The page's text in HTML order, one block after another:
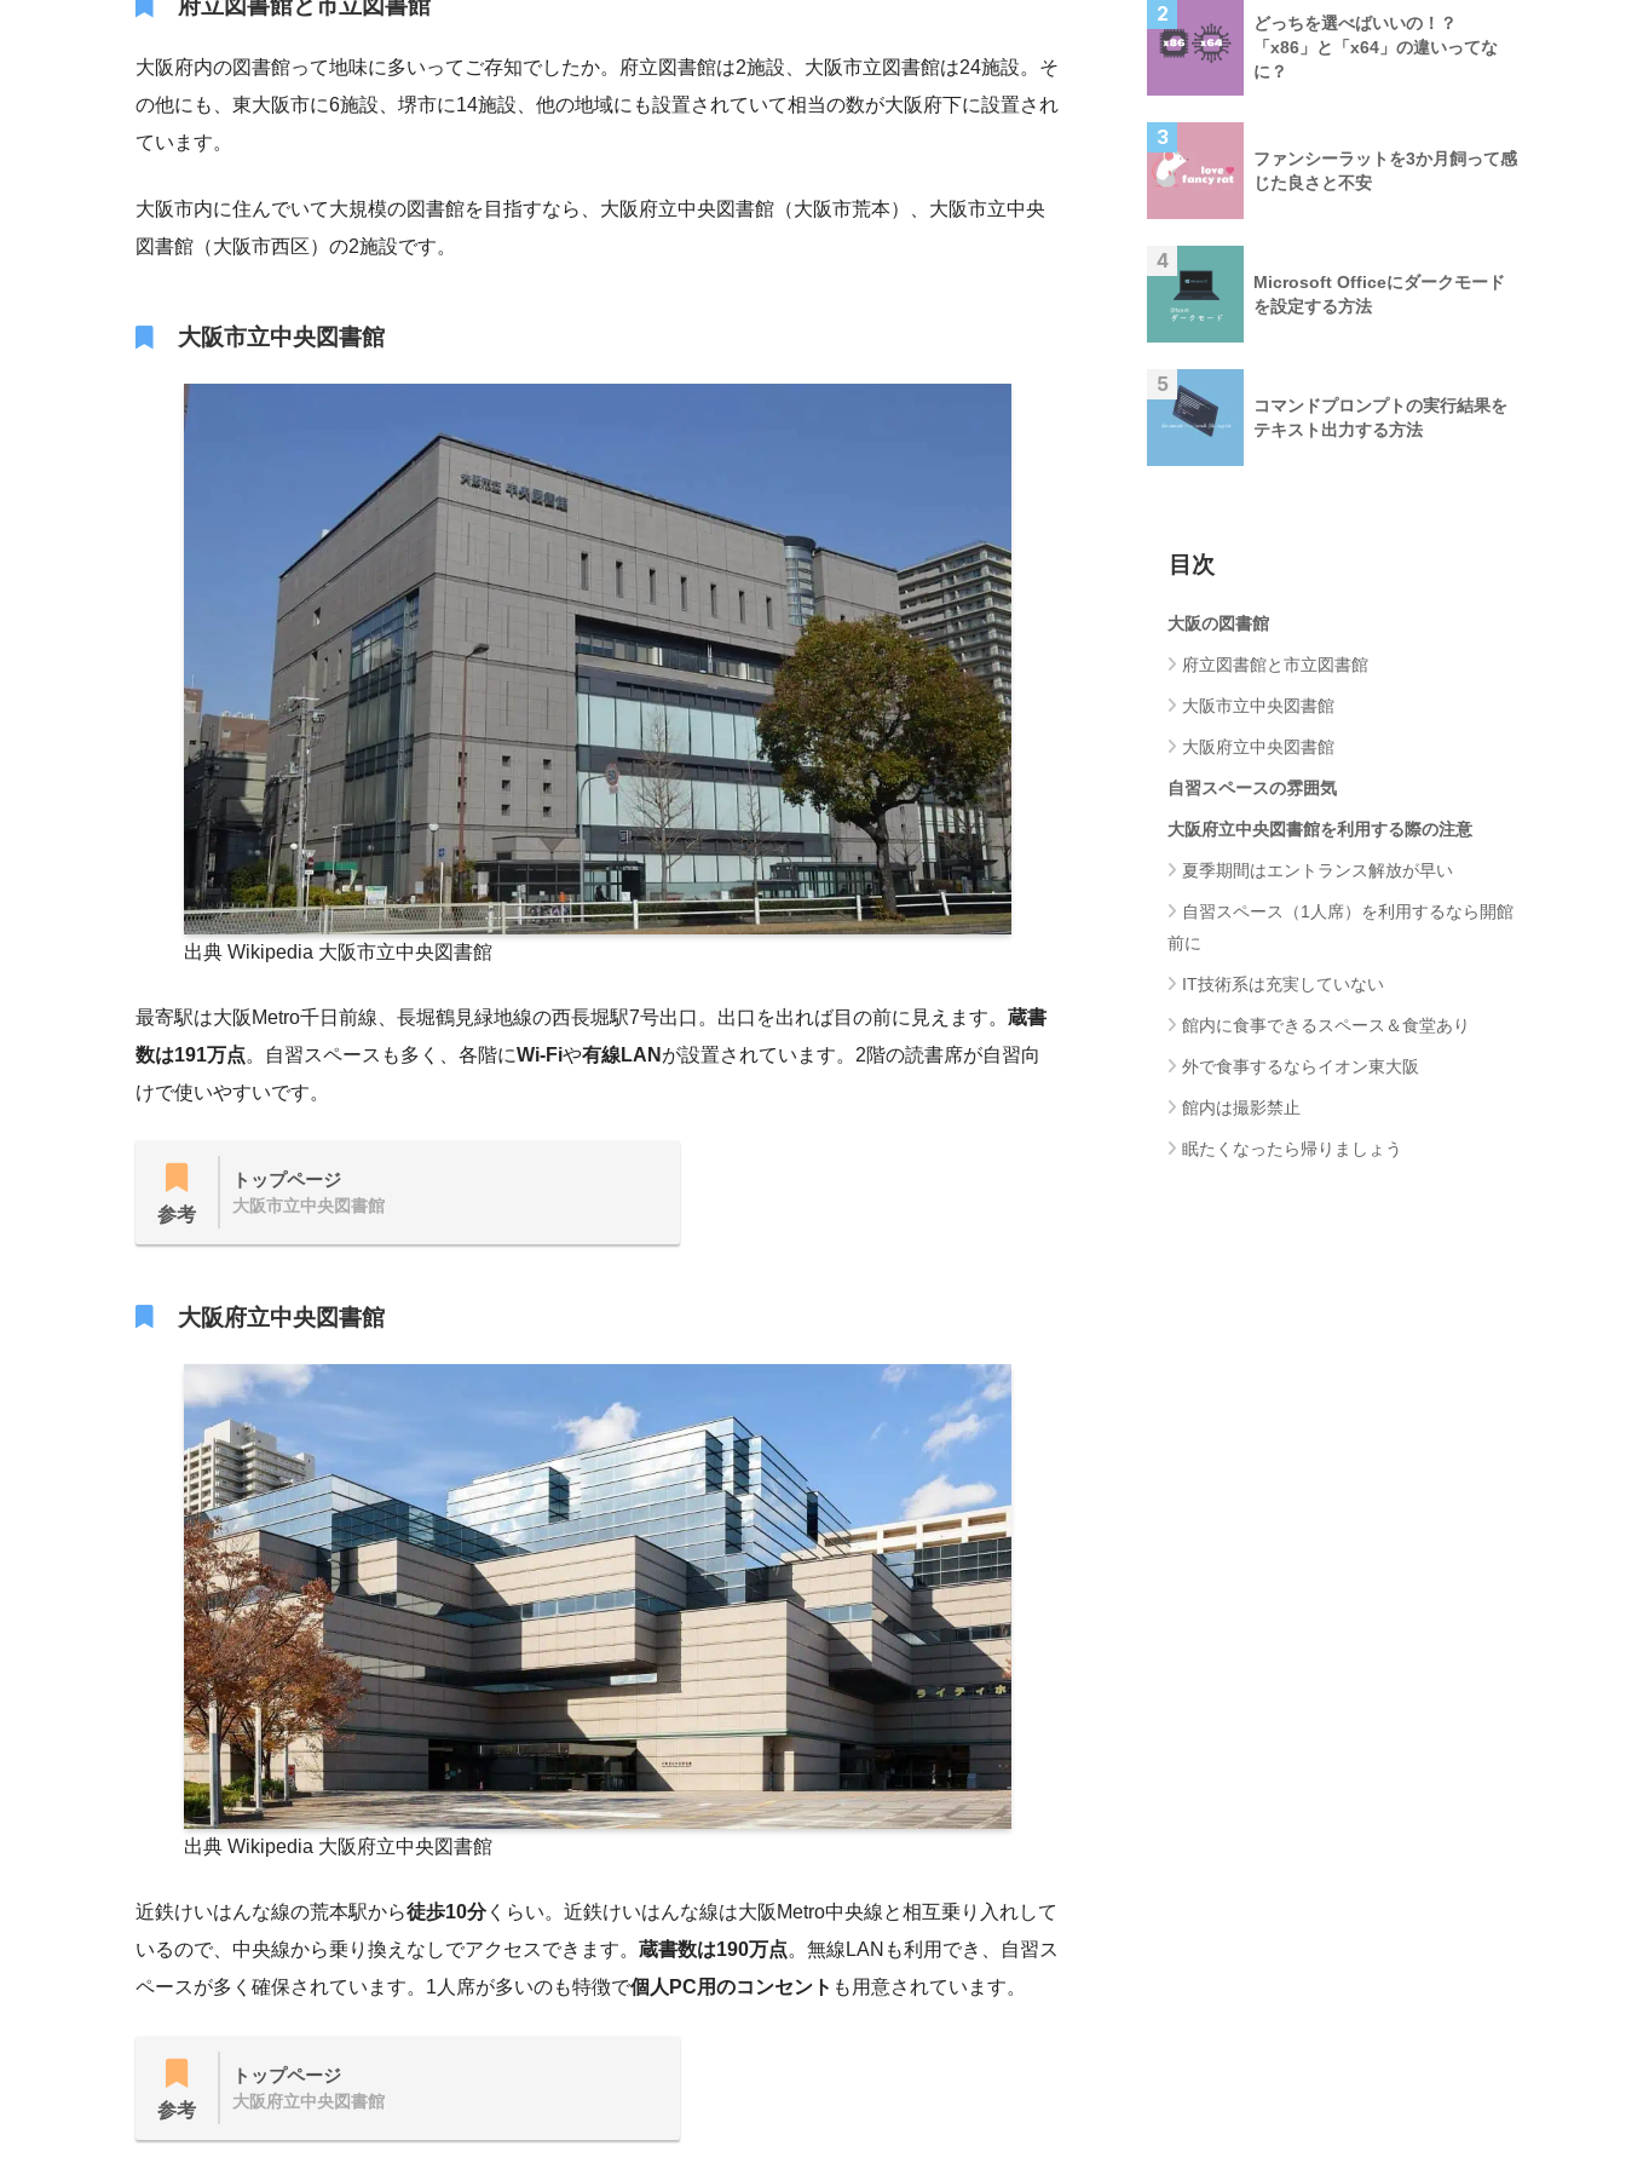
大阪府内の図書館って地味に多いってご存知でしたか。府立図書館は2施設、大阪市立図書館は24施設。そ
の他にも、東大阪市に6施設、堺市に14施設、他の地域にも設置されていて相当の数が大阪府下に設置され
ています。
大阪市内に住んでいて大規模の図書館を目指すなら、大阪府立中央図書館（大阪市荒本）、大阪市立中央
図書館（大阪市西区）の2施設です。
大阪市立中央図書館
出典 Wikipedia 大阪市立中央図書館
最寄駅は大阪Metro千日前線、長堀鶴見緑地線の西長堀駅7号出口。出口を出れば目の前に見えます。 蔵書
数は191万点。自習スペースも多く、各階にWi-Fiや有線LANが設置されています。2階の読書席が自習向
けで使いやすいです。
参考
トップページ
大阪市立中央図書館
大阪府立中央図書館
出典 Wikipedia 大阪府立中央図書館
近鉄けいはんな線の荒本駅から徒歩10分くらい。近鉄けいはんな線は大阪Metro中央線と相互乗り入れして
いるので、中央線から乗り換えなしでアクセスできます。 蔵書数は190万点。無線LANも利用でき、自習ス
ペースが多く確保されています。1人席が多いのも特徴で個人PC用のコンセント も用意されています。
参考
トップページ
大阪府立中央図書館
2
どっちを選べばいいの！？
「x86」と「x64」の違いってな
に？
3
ファンシーラットを3か月飼って感
じた良さと不安
4
Microsoft Officeにダークモード
を設定する方法
5
コマンドプロンプトの実行結果を
テキスト出力する方法
目次
大阪の図書館
府立図書館と市立図書館
大阪市立中央図書館
大阪府立中央図書館
自習スペースの雰囲気
大阪府立中央図書館を利用する際の注意
夏季期間はエントランス解放が早い
自習スペース（1人席）を利用するなら開館
前に
IT技術系は充実していない
館内に食事できるスペース＆食堂あり
外で食事するならイオン東大阪
館内は撮影禁止
眠たくなったら帰りましょう